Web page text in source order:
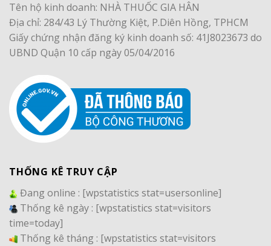
Tên hộ kinh doanh: NHÀ THUỐC GIA HÂN
Địa chỉ: 284/43 Lý Thường Kiệt, P.Diên Hồng, TPHCM
Giấy chứng nhận đăng ký kinh doanh số: 41J8023673 do
UBND Quận 10 cấp ngày 05/04/2016
THỐNG KÊ TRUY CẬP
Đang online : [wpstatistics stat=usersonline]
Thống kê ngày : [wpstatistics stat=visitors
time=today]
Thống kê tháng : [wpstatistics stat=visitors